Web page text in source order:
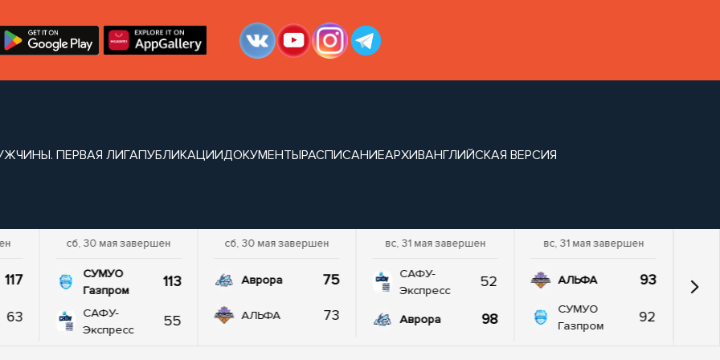
ПЕРВАЯ ЛИГАПУБЛИКАЦИИДОКУМЕНТЫРАСПИСАНИЕАРХИВАНГЛИЙСКАЯ ВЕРСИЯ
117
63
сб, 30 мая завершен
СУМУО
Газпром
113
САФУ-
Экспресс
55
сб, 30 мая завершен
Аврора 75
АЛЬФА 73
вс, 31 мая завершен
САФУ-
Экспресс
52
Аврора 98
вс, 31 мая завершен
АЛЬФА 93
СУМУО
Газпром
92